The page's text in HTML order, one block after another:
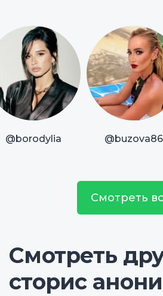
@borodylia @buzova86
Смотреть
Смотреть
сторис